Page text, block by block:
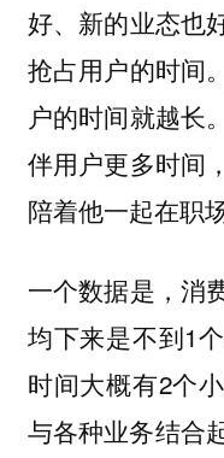
好、新的业态也
抢占用户的时间
户的时间就越长
伴用户更多时间
陪着他一起在职
一个数据是，消
均下来是不到1
时间大概有2个
与各种业务结合